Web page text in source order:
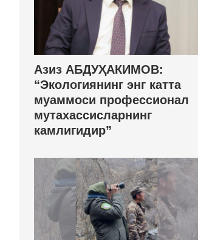
Азиз АБДУҲАКИМОВ:
“Экологиянинг энг катта
муаммоси профессионал
мутахассисларнинг
камлигидир”